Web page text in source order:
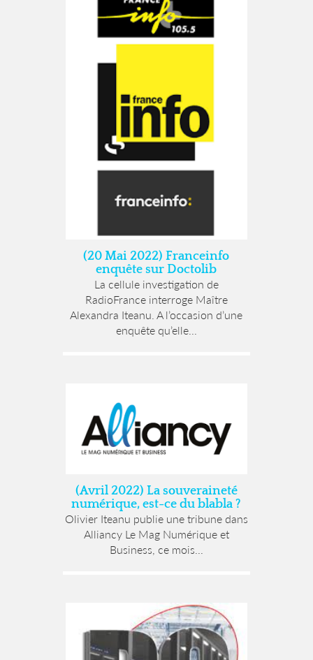
(20 Mai 2022) Franceinfo
enquête sur Doctolib
La cellule investigation de
RadioFrance interroge Maître
Alexandra Iteanu. A l’occasion d’une
enquête qu’elle...
(Avril 2022) La souveraineté
numérique, est-ce du blabla ?
Olivier Iteanu publie une tribune dans
Alliancy Le Mag Numérique et
Business, ce mois...